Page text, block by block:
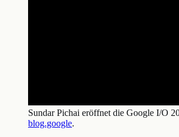
Sundar Pichai eröffnet die Google I/O
blog.google.